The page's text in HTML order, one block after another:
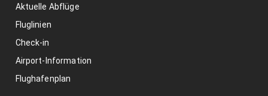
Aktuelle Abflüge
Fluglinien
Check-in
Airport-Information
Flughafenplan